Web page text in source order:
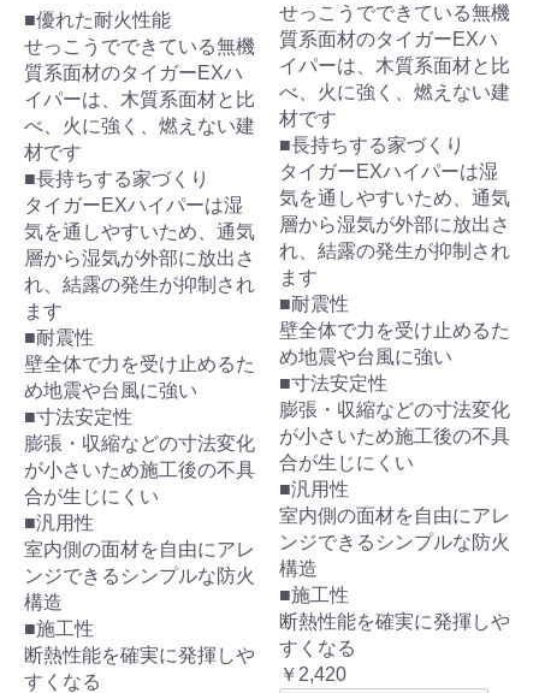
■優れた耐火性能
せっこうでできている無機
質系面材のタイガーEXハ
イパーは、木質系面材と比
べ、火に強く、燃えない建
材です
■長持ちする家づくり
タイガーEXハイパーは湿
気を通しやすいため、通気
層から湿気が外部に放出さ
れ、結露の発生が抑制され
ます
■耐震性
壁全体で力を受け止めるた
め地震や台風に強い
■寸法安定性
膨張・収縮などの寸法変化
が小さいため施工後の不具
合が生じにくい
■汎用性
室内側の面材を自由にアレ
ンジできるシンプルな防火
構造
■施工性
断熱性能を確実に発揮しや
すくなる
せっこうでできている無機
質系面材のタイガーEXハ
イパーは、木質系面材と比
べ、火に強く、燃えない建
材です
■長持ちする家づくり
タイガーEXハイパーは湿
気を通しやすいため、通気
層から湿気が外部に放出さ
れ、結露の発生が抑制され
ます
■耐震性
壁全体で力を受け止めるた
め地震や台風に強い
■寸法安定性
膨張・収縮などの寸法変化
が小さいため施工後の不具
合が生じにくい
■汎用性
室内側の面材を自由にアレ
ンジできるシンプルな防火
構造
■施工性
断熱性能を確実に発揮しや
すくなる
￥2,420